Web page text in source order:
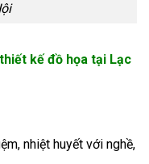
kế đồ họa tại Lạc
nhiệt huyết với nghề,